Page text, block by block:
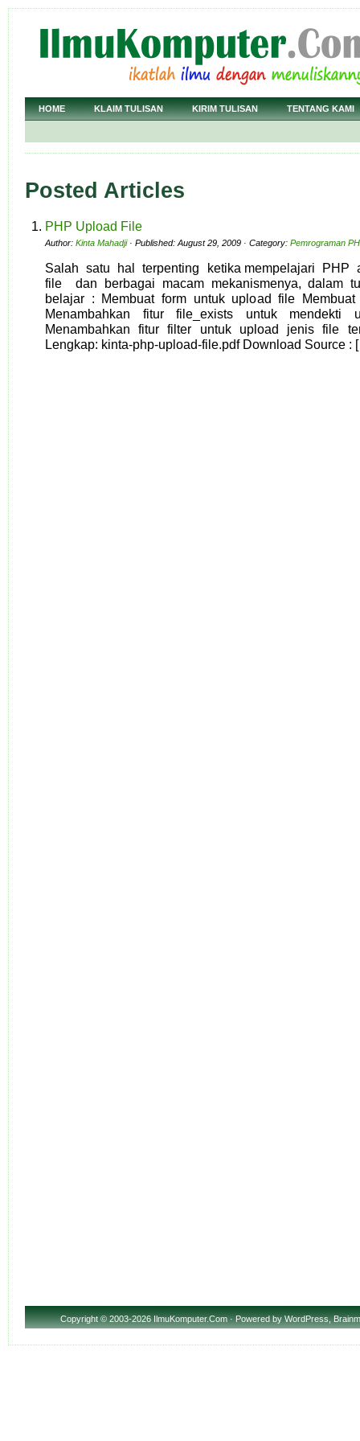
HOME KLAIM TULISAN KIRIM TULISAN TENTANG KAMI
Posted Articles
PHP Upload File
Author: Kinta Mahadji· Published: August 29, 2009 · Category: Pemrograman
Salah satu hal terpenting ketika mempelajari PHP
file dan berbagai macam mekanismenya, dalam
belajar : Membuat form untuk upload file
Menambahkan fitur file_exists untuk
Menambahkan fitur filter untuk upload jenis file
Lengkap: kinta-php-upload-file.pdf Download Source :
Copyright© 2003-2026 IlmuKomputer.Com · Powered byWordPress,